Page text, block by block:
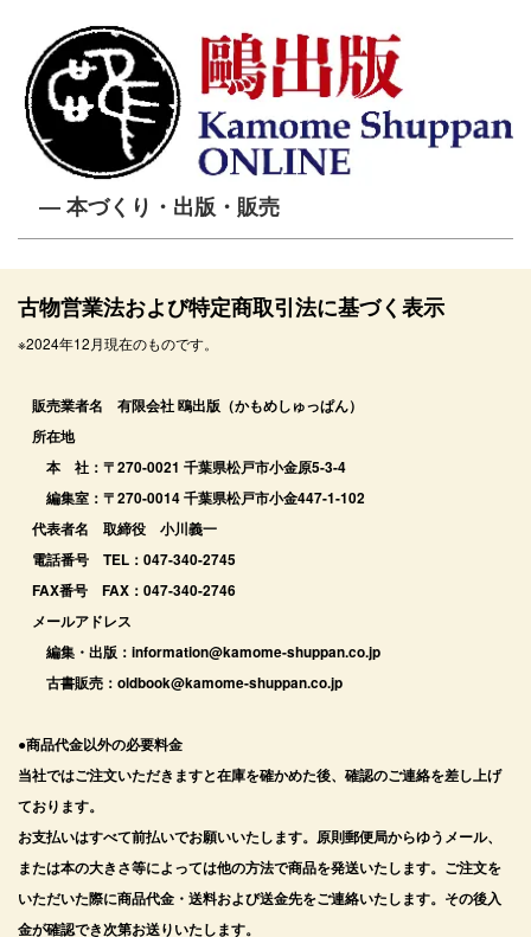
― 本づくり・出版・販売
古物営業法および特定商取引法に基づく表示
※2024年12月現在のものです。
販売業者名 有限会社 鴎出版（かもめしゅっぱん）
所在地
本 社：〒270-0021 千葉県松戸市小金原5-3-4
編集室：〒270-0014 千葉県松戸市小金447-1-102
代表者名 取締役 小川義一
電話番号 TEL：047-340-2745
FAX番号 FAX：047-340-2746
メールアドレス
編集・出版：information@kamome-shuppan.co.jp
古書販売：oldbook@kamome-shuppan.co.jp
●商品代金以外の必要料金
当社ではご注文いただきますと在庫を確かめた後、確認のご連絡を差し上げ
ております。
お支払いはすべて前払いでお願いいたします。原則郵便局からゆうメール、
または本の大きさ等によっては他の方法で商品を発送いたします。ご注文を
いただいた際に商品代金・送料および送金先をご連絡いたします。その後入
金が確認でき次第お送りいたします。